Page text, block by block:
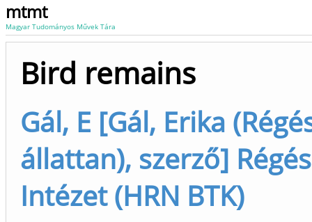
mtmt
Magyar Tudományos Művek Tára
Bird remains
Gál, E [Gál, Erika
állattan), szerző]
Intézet (HRN BTK)